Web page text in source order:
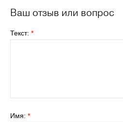
Ваш отзыв или вопрос
Текст: *
Имя: *